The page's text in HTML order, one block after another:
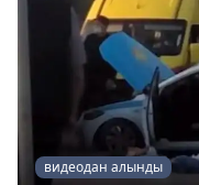
видеодан алынды